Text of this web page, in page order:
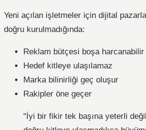
Yeni açılan işletmeler için dijital
doğru kurulmadığında:
Reklam bütçesi boşa harcanabilir
Hedef kitleye ulaşılamaz
Marka bilinirliği geç oluşur
Rakipler öne geçer
“İyi bir fikir tek başına yeterli